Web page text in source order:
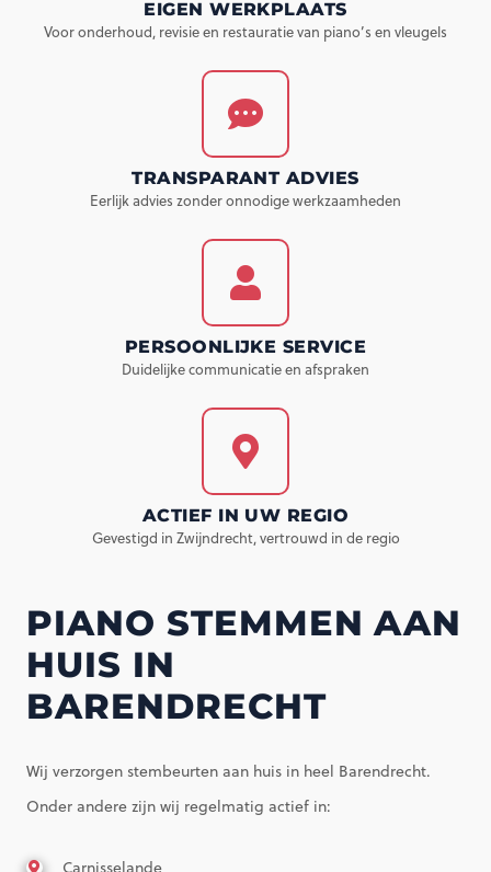
EIGEN WERKPLAATS
Voor onderhoud, revisie en restauratie van piano’s en vleugels
TRANSPARANT ADVIES
Eerlijk advies zonder onnodige werkzaamheden
PERSOONLIJKE SERVICE
Duidelijke communicatie en afspraken
ACTIEF IN UW REGIO
Gevestigd in Zwijndrecht, vertrouwd in de regio
PIANO STEMMEN AAN
HUIS IN
BARENDRECHT
Wij verzorgen stembeurten aan huis in heel Barendrecht.
Onder andere zijn wij regelmatig actief in: